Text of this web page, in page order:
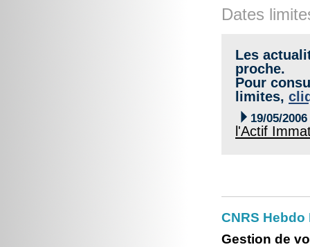
Dates
Les
proche.
Pour
limites,
 19/05/2006
l'Actif
CNRS
Gestion de